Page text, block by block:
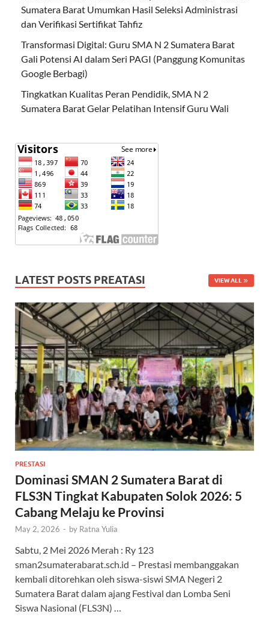
Sumatera Barat Umumkan Hasil Seleksi Administrasi
dan Verifikasi Sertifikat Tahfiz
Transformasi Digital: Guru SMA N 2 Sumatera Barat
Gali Potensi AI dalam Seri PAGI (Panggung Komunitas
Google Berbagi)
Tingkatkan Kualitas Peran Pendidik, SMA N 2
Sumatera Barat Gelar Pelatihan Intensif Guru Wali
LATEST POSTS PREATASI VIEW ALL
PRESTASI
Dominasi SMAN 2 Sumatera Barat di
FLS3N Tingkat Kabupaten Solok 2026: 5
Cabang Melaju ke Provinsi
May 2, 2026 - by Ratna Yulia
Sabtu, 2 Mei 2026 Merah : Ry 123
sman2sumaterabarat.sch.id – Prestasi membanggakan
kembali ditorehkan oleh siswa-siswi SMA Negeri 2
Sumatera Barat dalam ajang Festival dan Lomba Seni
Siswa Nasional (FLS3N) …